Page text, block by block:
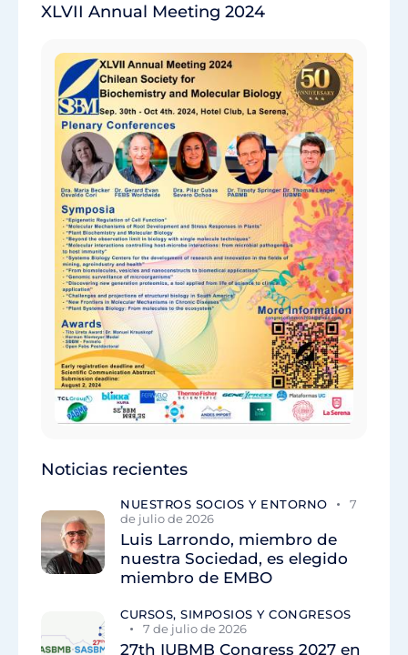
XLVII Annual Meeting 2024
Noticias recientes
NUESTROS SOCIOS Y ENTORNO
7
de julio de 2026
Luis Larrondo, miembro de
nuestra Sociedad, es elegido
miembro de EMBO
CURSOS, SIMPOSIOS Y CONGRESOS
7 de julio de 2026
27th IUBMB Congress 2027 en